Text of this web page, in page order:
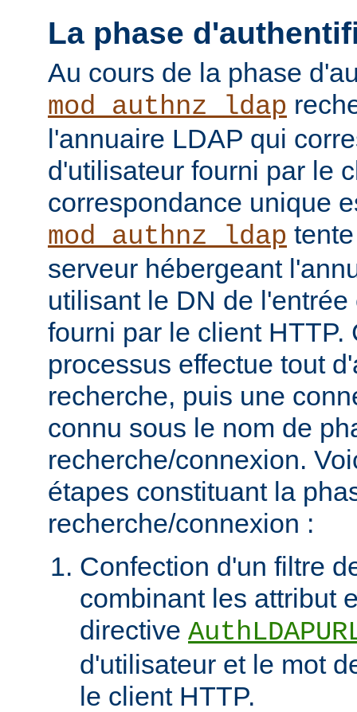
La phase
Au cours de la phase
mod_authnz_ldap
l'annuaire LDAP qui
d'utilisateur fourni par le
correspondance unique
mod_authnz_ldap
serveur hébergeant
utilisant le DN de
fourni par le client HTTP.
processus effectue tout
recherche, puis une
connu sous le nom de
recherche/connexion.
étapes constituant la
recherche/connexion :
Confection d'un filtre
combinant les attribut
directive
d'utilisateur et le mot
le client HTTP.